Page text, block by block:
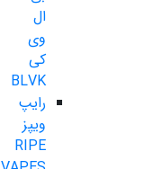
ال
وی
کی
BLVK
رایپ
ویپز
RIPE